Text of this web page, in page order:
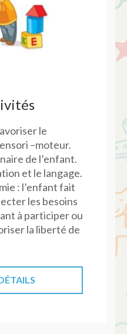
le
–moteur.
de l’enfant.
et le langage.
: l’enfant fait
les besoins
à participer ou
la liberté de